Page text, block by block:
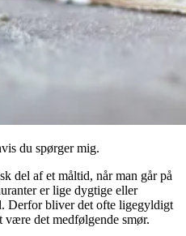
du spørger mig.
del af et måltid, når man går på
er lige dygtige eller
Derfor bliver det ofte ligegyldigt
være det medfølgende smør.